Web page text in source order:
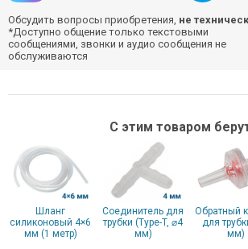
Обсудить вопросы приобретения, не
*Доступно общение только текстовыми
сообщениями, звонки и аудио сообщения не
обслуживаются
С этим товаром
Шланг
cиликоновый 4×6
мм (1 метр)
Соединитель для
трубки (Type-T, ⌀4
мм)
Обратный
для
мм)